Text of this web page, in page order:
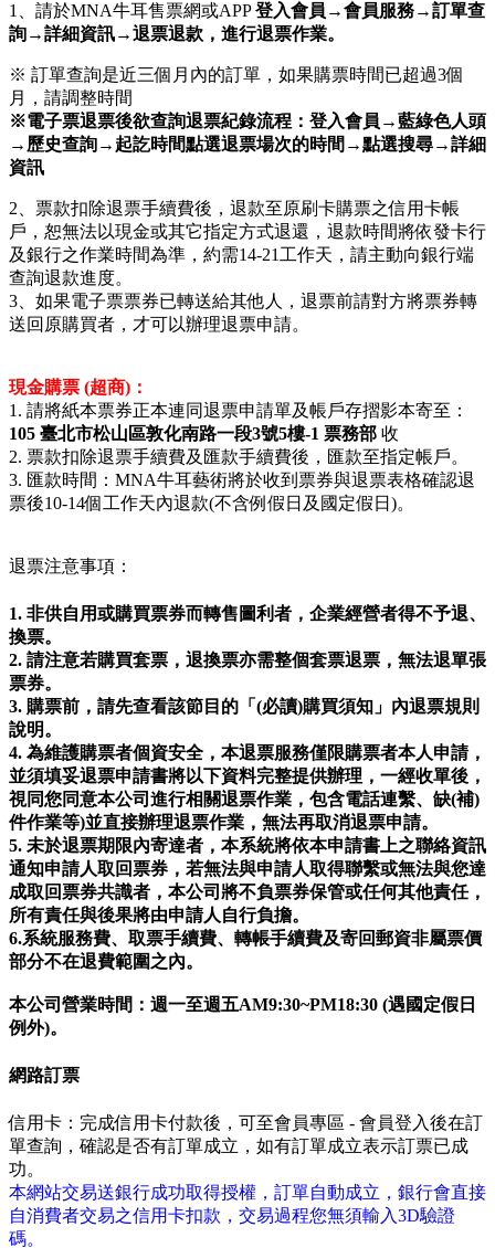
1、請於MNA牛耳售票網或APP登入會員→會員服務→訂單查
詢→詳細資訊→退票退款，進行退票作業。
※ 訂單查詢是近三個月內的訂單，如果購票時間已超過3個
月，請調整時間
※電子票退票後欲查詢退票紀錄流程：登入會員→藍綠色人頭
→歷史查詢→起訖時間點選退票場次的時間→點選搜尋→詳細
資訊
2、票款扣除退票手續費後，退款至原刷卡購票之信用卡帳
戶，恕無法以現金或其它指定方式退還，退款時間將依發卡行
及銀行之作業時間為準，約需14-21工作天，請主動向銀行端
查詢退款進度。
3 、如果電子票票券已轉送給其他人，退票前請對方將票券轉
送回原購買者，才可以辦理退票申請。
現金購票 (超商)：
1. 請將紙本票券正本連同退票申請單及帳戶存摺影本寄至：
105 臺北市松山區敦化南路一段3號5樓-1 票務部 收
2. 票款扣除退票手續費及匯款手續費後，匯款至指定帳戶。
3. 匯款時間：MNA牛耳藝術將於收到票券與退票表格確認退
票後10-14個工作天內退款(不含例假日及國定假日)。
退票注意事項：
1. 非供自用或購買票券而轉售圖利者，企業經營者得不予退、
換票。
2. 請注意若購買套票，退換票亦需整個套票退票，無法退單張
票券。
3. 購票前，請先查看該節目的「(必讀)購買須知」內退票規則
說明。
4. 為維護購票者個資安全，本退票服務僅限購票者本人申請，
並須填妥退票申請書將以下資料完整提供辦理，一經收單後，
視同您同意本公司進行相關退票作業，包含電話連繫、缺(補)
件作業等)並直接辦理退票作業，無法再取消退票申請。
5. 未於退票期限內寄達者，本系統將依本申請書上之聯絡資訊
通知申請人取回票券，若無法與申請人取得聯繫或無法與您達
成取回票券共識者，本公司將不負票券保管或任何其他責任，
所有責任與後果將由申請人自行負擔。
6.系統服務費、取票手續費、轉帳手續費及寄回郵資非屬票價
部分不在退費範圍之內。
本公司營業時間：週一至週五AM9:30~PM18:30 (遇國定假日
例外)。
網路訂票
信用卡：完成信用卡付款後，可至會員專區 - 會員登入後在訂
單查詢，確認是否有訂單成立，如有訂單成立表示訂票已成
功。
本網站交易送銀行成功取得授權，訂單自動成立，銀行會直接
自消費者交易之信用卡扣款，交易過程您無須輸入3D驗證
碼。